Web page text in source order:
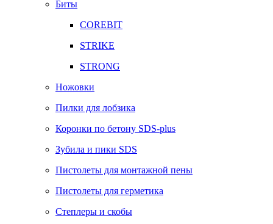
Биты
COREBIT
STRIKE
STRONG
Ножовки
Пилки для лобзика
Коронки по бетону SDS-plus
Зубила и пики SDS
Пистолеты для монтажной пены
Пистолеты для герметика
Степлеры и скобы